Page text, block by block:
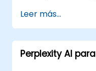
satisfacción
Utilizar
para
automatizar
Leer más...
Perplexity AI